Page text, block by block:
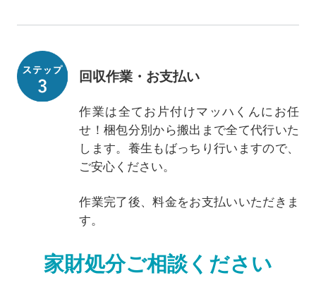
回収作業・お支払い
作業は全てお片付けマッハくんにお任
せ！梱包分別から搬出まで全て代行いた
します。養生もばっちり行いますので、
ご安心ください。
作業完了後、料金をお支払いいただきま
す。
家財処分ご相談ください